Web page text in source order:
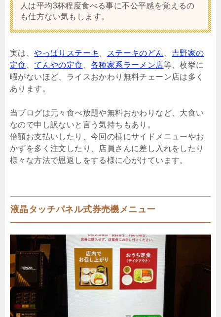
人は平均3杯程度食べる事に不公平感を覚えるの
も仕方ない気もします。
実は、やっぱりステーキ ステーキのどん 、吉野家の
定食
、てんやの定食 、各種家系ラーメン店等、枚挙に
暇がないほど、ライスおかわり無料チェーン店は多く
あります。
当ブログは元々食べ放題や無料おかわりなど、大食い
なので申し訳ないと言う気持ちもあり。
倍額お支払いしたり、今回の様にサイドメニューやお
かずを多く注文したり、店員さんに差し入れをしたり
様々な方法で恩返しをする様に心がけています。
液晶タッチパネル式券売機メニュー